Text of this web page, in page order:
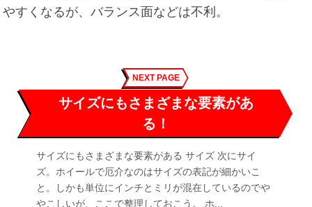
やすくなるが、バランス面などは不利。
NEXT PAGE
サイズにもさまざまな要素があ
る！
サイズにもさまざまな要素がある サイズ 次にサイ
ズ。ホイールで厄介なのはサイズの表記が細かいこ
と。しかも単位にインチとミリが混在しているのでや
やこしいが、ここで整理しておこう。 ホ...